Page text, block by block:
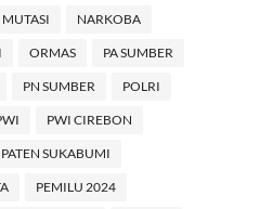
MUTASI NARKOBA
ORMAS PA SUMBER
PN SUMBER POLRI
PWI CIREBON
SUKABUMI
PEMILU 2024